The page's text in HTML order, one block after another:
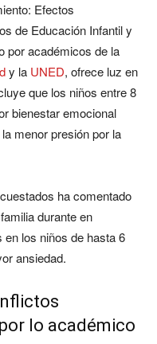
Efectos
de Educación Infantil y
por académicos de la
y la UNED, ofrece luz en
que los niños entre 8
bienestar emocional
menor presión por la
ha comentado
durante en
los niños de hasta 6
ansiedad.
lo académico